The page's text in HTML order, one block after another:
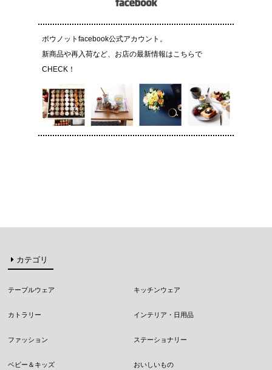
ボウノットfacebook公式アカウント。
新商品や再入荷など、お店の最新情報はこちらで
CHECK！
カテゴリ
テーブルウェア キッチンウェア
カトラリー インテリア・日用品
ファッション ステーショナリー
ベビー＆キッズ おいしいもの